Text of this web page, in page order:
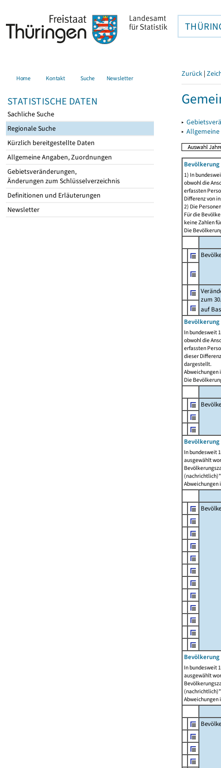
Home Kontakt Suche Newsletter
STATISTISCHE DATEN
Sachliche Suche
Regionale Suche
Kürzlich bereitgestellte Daten
Allgemeine Angaben, Zuordnungen
Gebietsveränderungen,
Änderungen zum Schlüsselverzeichnis
Definitionen und Erläuterungen
Newsletter
Zurück |
▸
▸
1) In
obwohl die
erfassten
Differenz von
2) Die
Für die
keine Zahlen
Die
zum
auf
Bevölkerung
In bundesweit
obwohl die
erfassten
dieser
dargestellt.
Abweichungen
Die
In bundesweit
ausgewählt
Abweichungen
In bundesweit
ausgewählt
Abweichungen